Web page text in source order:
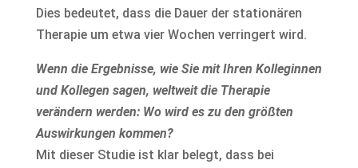
Dies bedeutet, dass die Dauer der stationären
Therapie um etwa vier Wochen verringert wird.
Wenn die Ergebnisse, wie Sie mit Ihren Kolleginnen
und Kollegen sagen, weltweit die Therapie
verändern werden: Wo wird es zu den größten
Auswirkungen kommen?
Mit dieser Studie ist klar belegt, dass bei